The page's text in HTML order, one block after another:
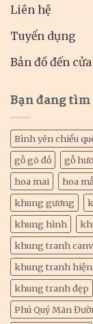
Liên hệ
Tuyển dụng
Bản đồ đến
Bạn đang tìm
Bình yên chiều
gỗ gõ đỏ
gỗ
hoa mai
hoa
khung gương
khung hình
khung tranh
khung tranh hiện
khung tranh đẹp
Phú Quý Mãn